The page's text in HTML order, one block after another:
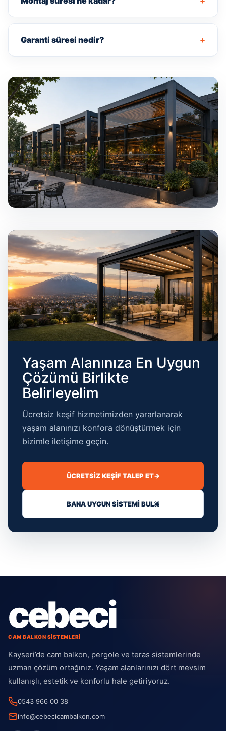
Garanti süresi nedir? +
Yaşam Alanınıza En Uygun
Çözümü Birlikte
Belirleyelim
Ücretsiz keşif hizmetimizden yararlanarak
yaşam alanınızı konfora dönüştürmek için
bizimle iletişime geçin.
ÜCRETSIZ KEŞIF TALEP ET→
BANA UYGUN SISTEMI BUL⌘
cebeci
CAM BALKON SİSTEMLERİ
Kayseri’de cam balkon, pergole ve teras sistemlerinde
uzman çözüm ortağınız. Yaşam alanlarınızı dört mevsim
kullanışlı, estetik ve konforlu hale getiriyoruz.
0543 966 00 38
info@cebecicambalkon.com